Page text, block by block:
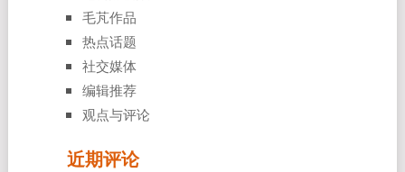
毛芃作品
热点话题
社交媒体
编辑推荐
观点与评论
近期评论